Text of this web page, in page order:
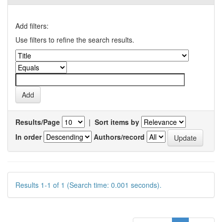
Add filters:
Use filters to refine the search results.
Results/Page | Sort items by
In order
Authors/record
Results 1-1 of 1 (Search time: 0.001 seconds).